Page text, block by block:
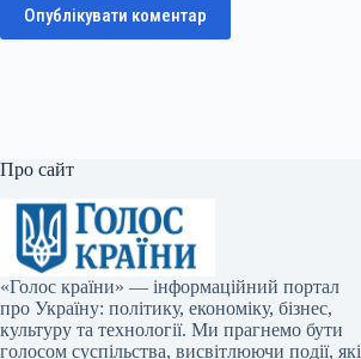
Опублікувати коментар
Про сайт
«Голос країни» — інформаційний портал
про Україну: політику, економіку, бізнес,
культуру та технології. Ми прагнемо бути
голосом суспільства, висвітлюючи події, які